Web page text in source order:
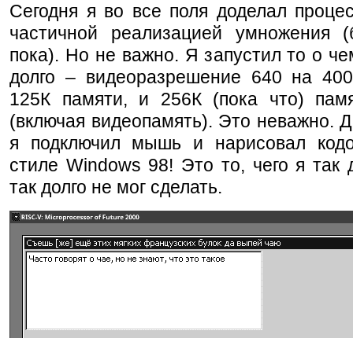
Сегодня я во все поля доделал
частичной реализацией умножения
пока). Но не важно. Я запустил то о
долго – видеоразрешение 640 на
125К памяти, и 256К (пока что)
(включая видеопамять). Это неважно.
я подключил мышь и нарисовал
стиле Windows 98! Это то, чего я так
так долго не мог сделать.